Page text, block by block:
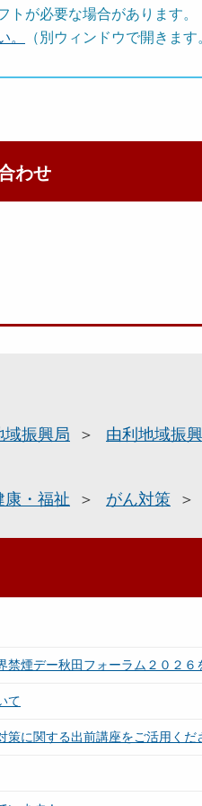
が必要な場合があります。
。
（別ウィンドウで開きます
わせ
域振興局 由利地域振
康・福祉 がん対策
煙デー秋田フォーラム２０２６
て
に関する出前講座をご活用くだ